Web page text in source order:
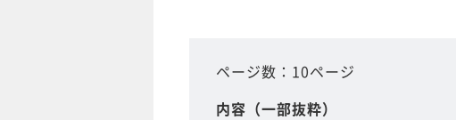
ページ数：10ページ
内容（一部抜粋）